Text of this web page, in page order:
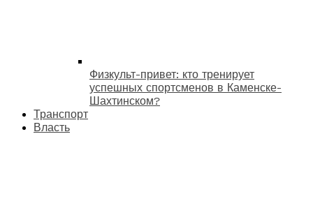
Физкульт-привет: кто тренирует
успешных спортсменов в Каменске-
Шахтинском?
Транспорт
Власть